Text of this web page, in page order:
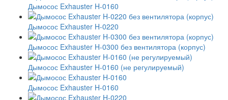
Дымосос Exhauster H-0160
Дымосос Exhauster H-0220
Дымосос Exhauster H-0300 без вентилятора (корпус)
Дымосос Exhauster H-0160 (не регулируемый)
Дымосос Exhauster H-0160